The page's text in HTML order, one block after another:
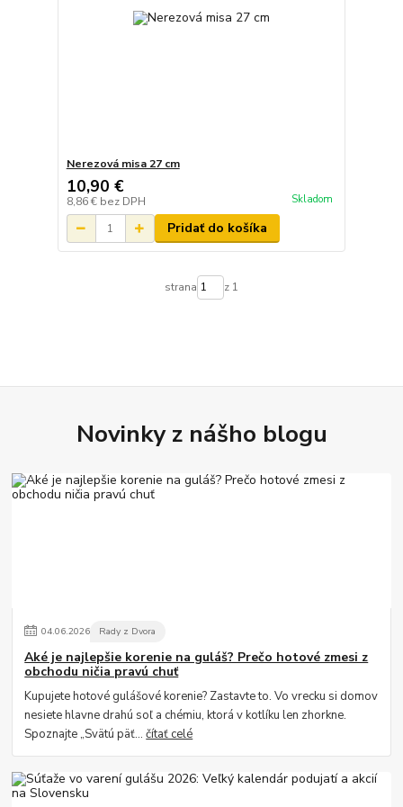
Nerezová misa 27 cm
10,90 €
8,86 € bez DPH Skladom
Pridať do košíka
strana z 1
Novinky z nášho blogu
04.06.2026 Rady z Dvora
Aké je najlepšie korenie na guláš? Prečo hotové zmesi z
obchodu ničia pravú chuť
Kupujete hotové gulášové korenie? Zastavte to. Vo vrecku si domov
nesiete hlavne drahú soľ a chémiu, ktorá v kotlíku len zhorkne.
Spoznajte „Svätú päť...čítať celé